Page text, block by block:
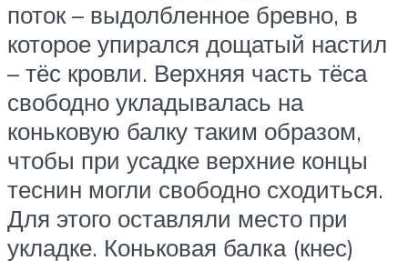
поток – выдолбленное бревно, в
которое упирался дощатый настил
– тёс кровли. Верхняя часть тёса
свободно укладывалась на
коньковую балку таким образом,
чтобы при усадке верхние концы
теснин могли свободно сходиться.
Для этого оставляли место при
укладке. Коньковая балка (кнес)